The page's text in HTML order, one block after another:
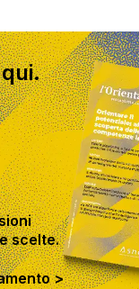
scelte.
>